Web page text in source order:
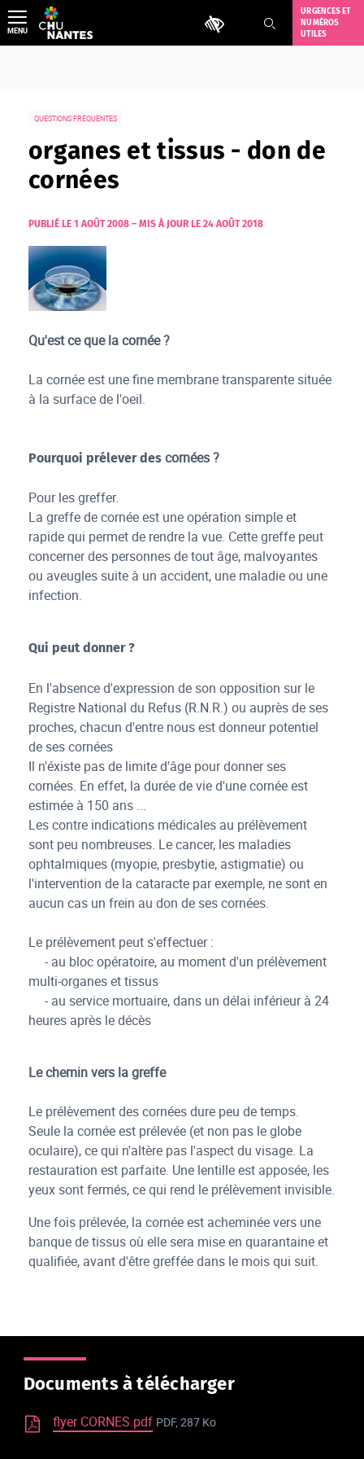
Aller
au
contenu
Outils d'accessibilité
URGENCES ET
NUMÉROS
UTILES
MENU
QUESTIONS FRÉQUENTES
organes et tissus - don de
cornées
PUBLIÉ LE 1 AOÛT 2008 – MIS À JOUR LE 24 AOÛT 2018
Qu'est ce que la cornée ?
La cornée est une fine membrane transparente située
à la surface de l'oeil.
Pourquoi prélever des cornées ?
Pour les greffer.
La greffe de cornée est une opération simple et
rapide qui permet de rendre la vue. Cette greffe peut
concerner des personnes de tout âge, malvoyantes
ou aveugles suite à un accident, une maladie ou une
infection.
Qui peut donner ?
En l'absence d'expression de son opposition sur le
Registre National du Refus (R.N.R.) ou auprès de ses
proches, chacun d'entre nous est donneur potentiel
de ses cornées
Il n'éxiste pas de limite d'âge pour donner ses
cornées. En effet, la durée de vie d'une cornée est
estimée à 150 ans ...
Les contre indications médicales au prélèvement
sont peu nombreuses. Le cancer, les maladies
ophtalmiques (myopie, presbytie, astigmatie) ou
l'intervention de la cataracte par exemple, ne sont en
aucun cas un frein au don de ses cornées.
Le prélèvement peut s'effectuer :
- au bloc opératoire, au moment d'un prélèvement
multi-organes et tissus
- au service mortuaire, dans un délai inférieur à 24
heures après le décès
Le chemin vers la greffe
Le prélèvement des cornées dure peu de temps.
Seule la cornée est prélevée (et non pas le globe
oculaire), ce qui n'altère pas l'aspect du visage. La
restauration est parfaite. Une lentille est apposée, les
yeux sont fermés, ce qui rend le prélèvement invisible.
Une fois prélevée, la cornée est acheminée vers une
banque de tissus où elle sera mise en quarantaine et
qualifiée, avant d'être greffée dans le mois qui suit.
Documents à télécharger
flyer CORNES.pdf PDF, 287 Ko